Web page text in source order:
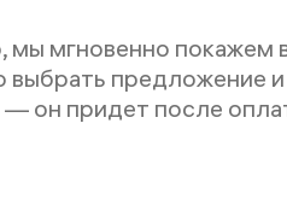
мы мгновенно покажем
выбрать предложение и
он придет после